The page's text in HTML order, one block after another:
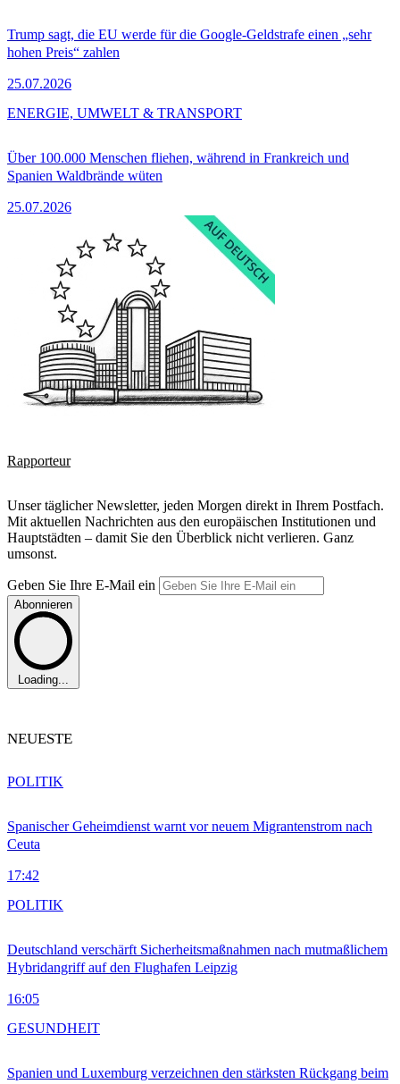
Trump sagt, die EU werde für die Google-Geldstrafe einen „sehr
hohen Preis“ zahlen
25.07.2026
Über 100.000 Menschen fliehen, während in Frankreich und
Spanien Waldbrände wüten
25.07.2026
ENERGIE, UMWELT & TRANSPORT
Rapporteur
Unser täglicher Newsletter, jeden Morgen direkt in Ihrem Postfach.
Mit aktuellen Nachrichten aus den europäischen Institutionen und
Hauptstädten – damit Sie den Überblick nicht verlieren. Ganz
umsonst.
Geben Sie Ihre E-Mail ein
Abonnieren
Loading...
NEUESTE
Spanischer Geheimdienst warnt vor neuem Migrantenstrom nach
Ceuta
17:42
POLITIK
Deutschland verschärft Sicherheitsmaßnahmen nach mutmaßlichem
Hybridangriff auf den Flughafen Leipzig
16:05
POLITIK
Spanien und Luxemburg verzeichnen den stärksten Rückgang beim
GESUNDHEIT